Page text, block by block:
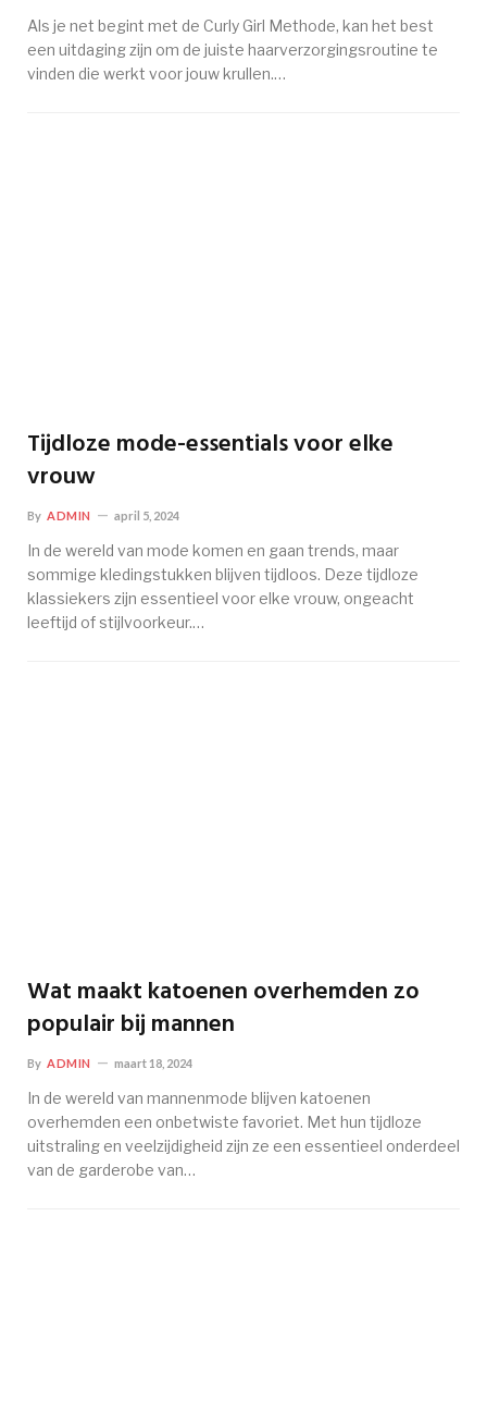
Als je net begint met de Curly Girl Methode, kan het best
een uitdaging zijn om de juiste haarverzorgingsroutine te
vinden die werkt voor jouw krullen.…
Tijdloze mode-essentials voor elke
vrouw
By ADMIN april 5, 2024
In de wereld van mode komen en gaan trends, maar
sommige kledingstukken blijven tijdloos. Deze tijdloze
klassiekers zijn essentieel voor elke vrouw, ongeacht
leeftijd of stijlvoorkeur.…
Wat maakt katoenen overhemden zo
populair bij mannen
By ADMIN maart 18, 2024
In de wereld van mannenmode blijven katoenen
overhemden een onbetwiste favoriet. Met hun tijdloze
uitstraling en veelzijdigheid zijn ze een essentieel onderdeel
van de garderobe van…